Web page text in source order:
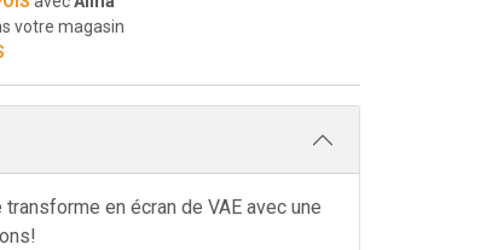
votre magasin
en écran de VAE avec une